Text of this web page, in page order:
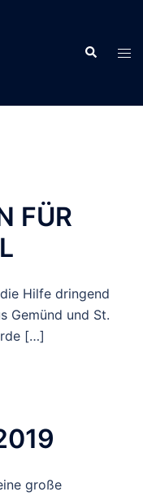
Suche
FÜR
Hilfe dringend
Gemünd und St.
[…]
große